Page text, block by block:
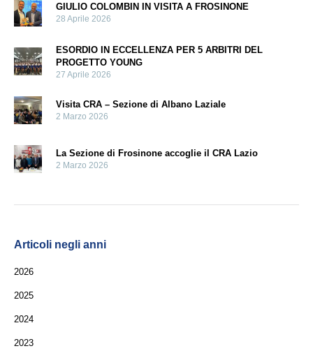
GIULIO COLOMBIN IN VISITA A FROSINONE
28 Aprile 2026
ESORDIO IN ECCELLENZA PER 5 ARBITRI DEL
PROGETTO YOUNG
27 Aprile 2026
Visita CRA – Sezione di Albano Laziale
2 Marzo 2026
La Sezione di Frosinone accoglie il CRA Lazio
2 Marzo 2026
Articoli negli anni
2026
2025
2024
2023